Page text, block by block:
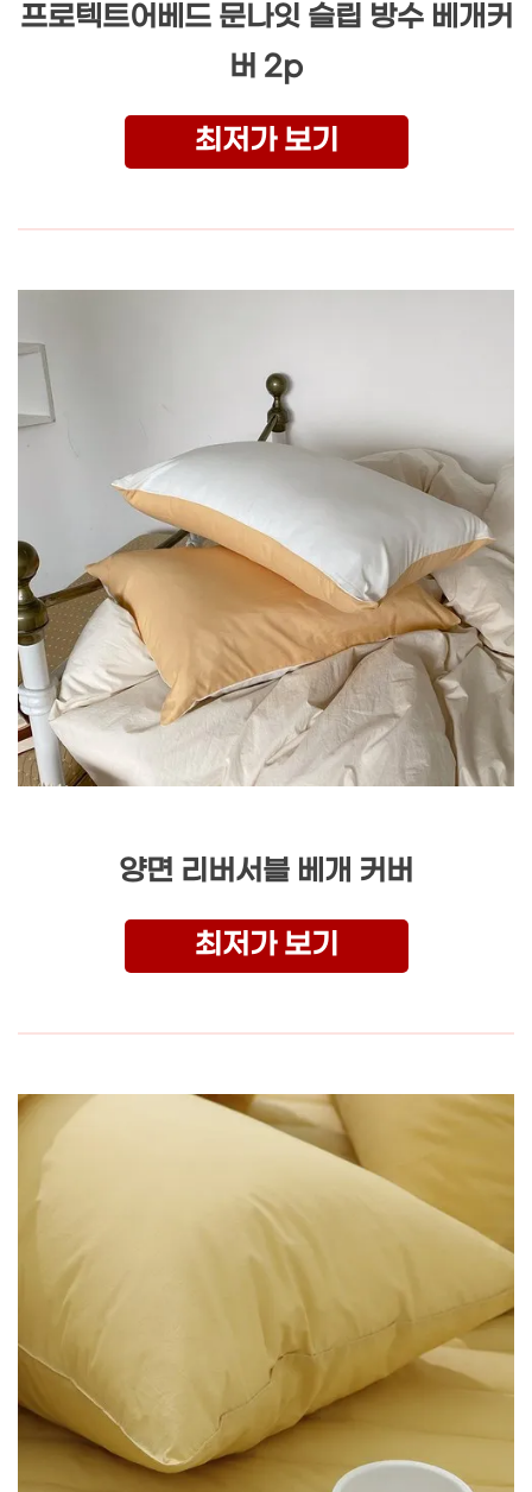
프로텍트어베드 문나잇 슬립 방수 베개커
버 2p
최저가 보기
양면 리버서블 베개 커버
최저가 보기